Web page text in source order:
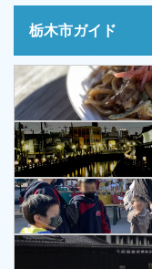
栃木市ガイド